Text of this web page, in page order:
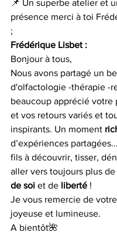
📌 Un superbe atelier et
présence merci à toi
;
Frédérique Lisbet :
Bonjour à tous,
Nous avons partagé un
d'olfactologie -thérapie -
beaucoup apprécié votre
et vos retours variés et
inspirants. Un moment
d’expériences
fils à découvrir, tisser,
aller vers toujours plus de
de soi et de liberté !
Je vous remercie de
joyeuse et lumineuse.
A bientôt🌺